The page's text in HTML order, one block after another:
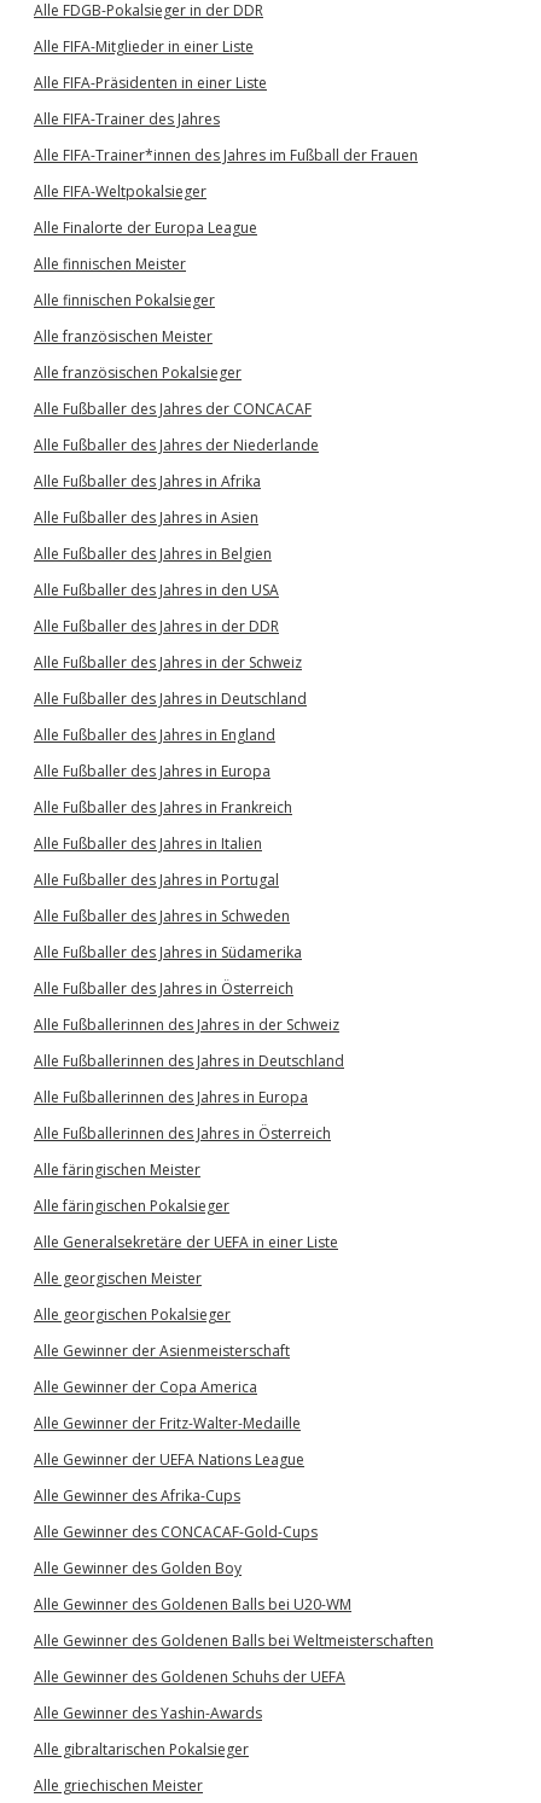
Alle FDGB-Pokalsieger in der DDR
Alle FIFA-Mitglieder in einer Liste
Alle FIFA-Präsidenten in einer Liste
Alle FIFA-Trainer des Jahres
Alle FIFA-Trainer*innen des Jahres im Fußball der Frauen
Alle FIFA-Weltpokalsieger
Alle Finalorte der Europa League
Alle finnischen Meister
Alle finnischen Pokalsieger
Alle französischen Meister
Alle französischen Pokalsieger
Alle Fußballer des Jahres der CONCACAF
Alle Fußballer des Jahres der Niederlande
Alle Fußballer des Jahres in Afrika
Alle Fußballer des Jahres in Asien
Alle Fußballer des Jahres in Belgien
Alle Fußballer des Jahres in den USA
Alle Fußballer des Jahres in der DDR
Alle Fußballer des Jahres in der Schweiz
Alle Fußballer des Jahres in Deutschland
Alle Fußballer des Jahres in England
Alle Fußballer des Jahres in Europa
Alle Fußballer des Jahres in Frankreich
Alle Fußballer des Jahres in Italien
Alle Fußballer des Jahres in Portugal
Alle Fußballer des Jahres in Schweden
Alle Fußballer des Jahres in Südamerika
Alle Fußballer des Jahres in Österreich
Alle Fußballerinnen des Jahres in der Schweiz
Alle Fußballerinnen des Jahres in Deutschland
Alle Fußballerinnen des Jahres in Europa
Alle Fußballerinnen des Jahres in Österreich
Alle färingischen Meister
Alle färingischen Pokalsieger
Alle Generalsekretäre der UEFA in einer Liste
Alle georgischen Meister
Alle georgischen Pokalsieger
Alle Gewinner der Asienmeisterschaft
Alle Gewinner der Copa America
Alle Gewinner der Fritz-Walter-Medaille
Alle Gewinner der UEFA Nations League
Alle Gewinner des Afrika-Cups
Alle Gewinner des CONCACAF-Gold-Cups
Alle Gewinner des Golden Boy
Alle Gewinner des Goldenen Balls bei U20-WM
Alle Gewinner des Goldenen Balls bei Weltmeisterschaften
Alle Gewinner des Goldenen Schuhs der UEFA
Alle Gewinner des Yashin-Awards
Alle gibraltarischen Pokalsieger
Alle griechischen Meister